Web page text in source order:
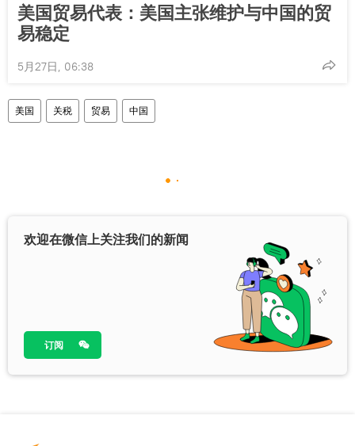
美国贸易代表：美国主张维护与中国的贸
易稳定
5月27日, 06:38
美国 关税 贸易 中国
欢迎在微信上关注我们的新闻
订阅